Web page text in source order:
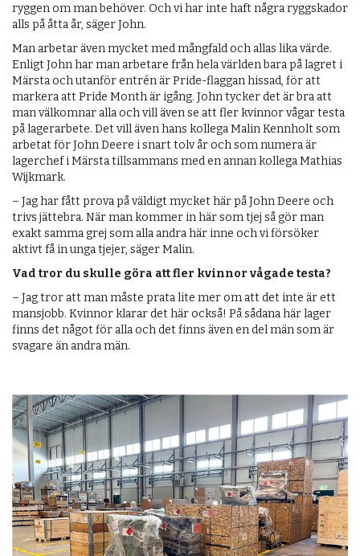
ryggen om man behöver. Och vi har inte haft några ryggskador
alls på åtta år, säger John.
Man arbetar även mycket med mångfald och allas lika värde.
Enligt John har man arbetare från hela världen bara på lagret i
Märsta och utanför entrén är Pride-flaggan hissad, för att
markera att Pride Month är igång. John tycker det är bra att
man välkomnar alla och vill även se att fler kvinnor vågar testa
på lagerarbete. Det vill även hans kollega Malin Kennholt som
arbetat för John Deere i snart tolv år och som numera är
lagerchef i Märsta tillsammans med en annan kollega Mathias
Wijkmark.
– Jag har fått prova på väldigt mycket här på John Deere och
trivs jättebra. När man kommer in här som tjej så gör man
exakt samma grej som alla andra här inne och vi försöker
aktivt få in unga tjejer, säger Malin.
Vad tror du skulle göra att fler kvinnor vågade testa?
– Jag tror att man måste prata lite mer om att det inte är ett
mansjobb. Kvinnor klarar det här också! På sådana här lager
finns det något för alla och det finns även en del män som är
svagare än andra män.